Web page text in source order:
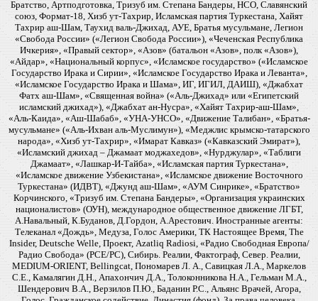
Братство, Артподготовка, Тризуб им. Степана Бандеры, НСО, Славянский
союз, Формат-18, Хизб ут-Тахрир, Исламская партия Туркестана, Хайят
Тахрир аш-Шам, Таухид валь-Джихад, АУЕ, Братья мусульмане, Легион
«Свобода России» («Легион Свобода России»), «Чеченская Республика
Ичкерия», «Правый сектор», «Азов» (батальон «Азов», полк «Азов»),
«Айдар», «Национальный корпус», «Исламское государство» («Исламское
Государство Ирака и Сирии», «Исламское Государство Ирака и Леванта»,
«Исламское Государство Ирака и Шама», ИГ, ИГИЛ, ДАИШ), «Джабхат
Фатх аш-Шам», «Священная война» («Аль-Джихад» или «Египетский
исламский джихад»), «Джабхат ан-Нусра», «Хайят Тахрир-аш-Шам»,
«Аль-Каида», «Аш-Шабаб», «УНА-УНСО», «Движение Талибан», «Братья-
мусульмане» («Аль-Ихван аль-Муслимун»), «Меджлис крымско-татарского
народа», «Хизб ут-Тахрир», «Имарат Кавказ» («Кавказский Эмират»),
«Исламский джихад – Джамаат моджахедов», «Нурджулар», «Таблиги
Джамаат», «Лашкар-И-Тайба», «Исламская партия Туркестана»,
«Исламское движение Узбекистана», «Исламское движение Восточного
Туркестана» (ИДВТ), «Джунд аш-Шам», «АУМ Синрике», «Братство»
Корчинского, «Тризуб им. Степана Бандеры», «Организация украинских
националистов» (ОУН), международное общественное движение ЛГБТ,
А.Навальный, К.Буданов, Д.Гордон, А.Арестович. Иностранные агенты:
Телеканал «Дождь», Медуза, Голос Америки, ТК Настоящее Время, The
Insider, Deutsche Welle, Проект, Azatliq Radiosi, «Радио Свободная Европа/
Радио Свобода» (PCE/PC), Сибирь. Реалии, Фактограф, Север. Реалии,
MEDIUM-ORIENT, Bellingcat, Пономарев Л. А., Савицкая Л.А., Маркелов
С.Е., Камалягин Д.Н., Апахончич Д.А., Толоконникова Н.А., Гельман М.А.,
Шендерович В.А., Верзилов П.Ю., Баданин Р.С., Альянс Врачей, Агора,